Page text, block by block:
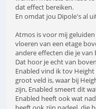
dat effect bereiken.
En omdat jou Dipole's al
Atmos is voor mij
vloeren van een etage
andere effecten die je
Dat hoor je echt van
Enabled vind ik tov
groot veld is, waar bij
zijn, Enabled smeert dit
Enabled heeft ook wat